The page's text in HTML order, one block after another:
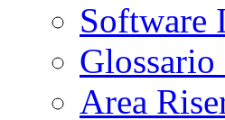
Software
Area